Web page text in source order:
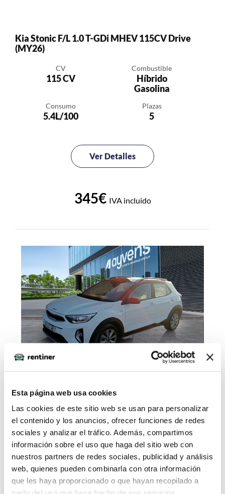
Esta página web usa cookies
Las cookies de este sitio web se usan para personalizar
el contenido y los anuncios, ofrecer funciones de redes
sociales y analizar el tráfico. Además, compartimos
información sobre el uso que haga del sitio web con
nuestros partners de redes sociales, publicidad y análisis
web, quienes pueden combinarla con otra información
que les haya proporcionado o que hayan recopilado a
Kia Stonic F/L 1.0 T-GDi MHEV 115CV Drive
(MY26)
CV
115 CV
Combustible
Híbrido
Gasolina
Consumo
5.4L/100
Plazas
5
Ver Detalles
345€ IVA incluido
KIA STONIC 1.0 T-GDi 74kW (100CV) MHEV
iMT Concept
100 CV
Combustible
Híbrido
Consumo Plazas